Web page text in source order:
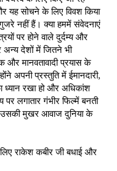
यह सोचने के लिए विवश किया
नहीं हैं। क्या हममें संवेदनाएं
पर होने वाले दुर्दम्य और
देशों में जितने भी
और मानवतावादी प्रयास के
अपनी प्रस्तुति में ईमानदारी,
रखा हो और अधिकांश
पर लगातार गंभीर फिल्में बनती
उसकी मुखर आवाज दुनिया के
राकेश कबीर जी बधाई और